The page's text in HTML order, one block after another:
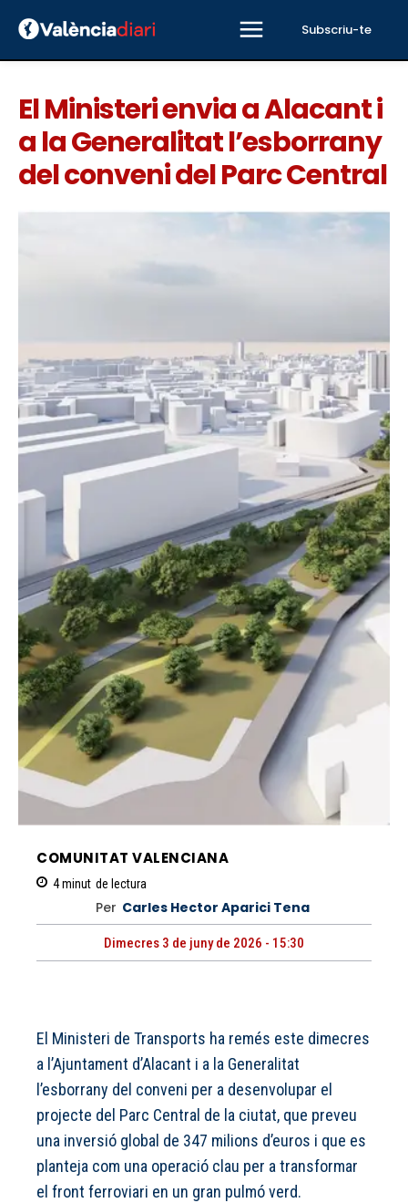
Subscriu-te
El Ministeri envia a Alacant i
a la Generalitat l’esborrany
del conveni del Parc Central
COMUNITAT VALENCIANA
4minut de lectura
Per Carles Hector Aparici Tena
Dimecres 3 de juny de 2026 - 15:30
El Ministeri de Transports ha remés este dimecres
a l’Ajuntament d’Alacant i a la Generalitat
l’esborrany del conveni per a desenvolupar el
projecte del Parc Central de la ciutat, que preveu
una inversió global de 347 milions d’euros i que es
planteja com una operació clau per a transformar
el front ferroviari en un gran pulmó verd.